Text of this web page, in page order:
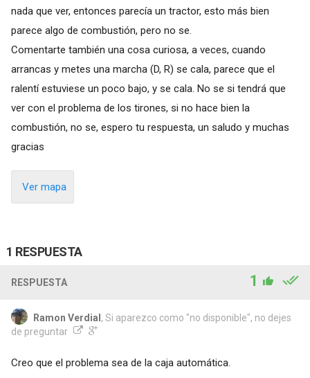
nada que ver, entonces parecía un tractor, esto más bien
parece algo de combustión, pero no se.
Comentarte también una cosa curiosa, a veces, cuando
arrancas y metes una marcha (D, R) se cala, parece que el
ralentí estuviese un poco bajo, y se cala. No se si tendrá que
ver con el problema de los tirones, si no hace bien la
combustión, no se, espero tu respuesta, un saludo y muchas
gracias
Ver mapa
1 RESPUESTA
RESPUESTA 1
Ramon Verdial , Si aparezco como "no disponible", no dejes
de preguntar
Creo que el problema sea de la caja automática.